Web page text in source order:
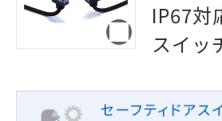
IP67対
スイッ